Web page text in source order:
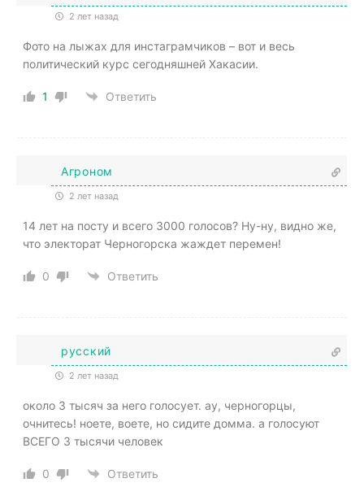
2 лет назад
Фото на лыжах для инстаграмчиков – вот и весь
политический курс сегодняшней Хакасии.
1 Ответить
Агроном
2 лет назад
14 лет на посту и всего 3000 голосов? Ну-ну, видно же,
что электорат Черногорска жаждет перемен!
0 Ответить
русский
2 лет назад
около 3 тысяч за него голосует. ау, черногорцы,
очнитесь! ноете, воете, но сидите домма. а голосуют
ВСЕГО 3 тысячи человек
0 Ответить